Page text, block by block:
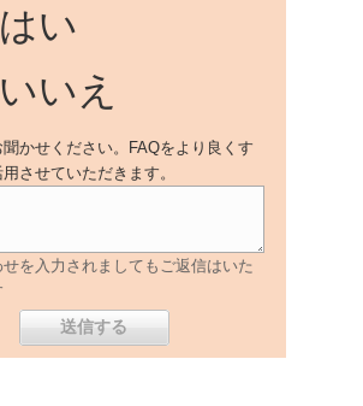
はい
いいえ
かせください。FAQをより良くす
させていただきます。
を入力されましてもご返信はいた